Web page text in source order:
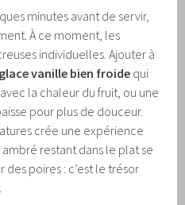
minutes avant de servir,
À ce moment, les
individuelles. Ajouter à
vanille bien froide qui
la chaleur du fruit, ou une
pour plus de douceur.
crée une expérience
restant dans le plat se
poires : c’est le trésor